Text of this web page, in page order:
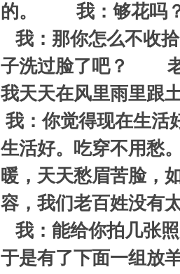
的。
我：够花吗
我：那你怎么不收
子洗过脸了吧？
老
我天天在风里雨里跟
我：你觉得现在生活
生活好。吃穿不用愁
暖，天天愁眉苦脸，
容，我们老百姓没有
我：能给你拍几张
于是有了下面一组放